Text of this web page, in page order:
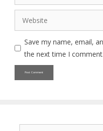
Website
Save my name, email,
the next time I comment.